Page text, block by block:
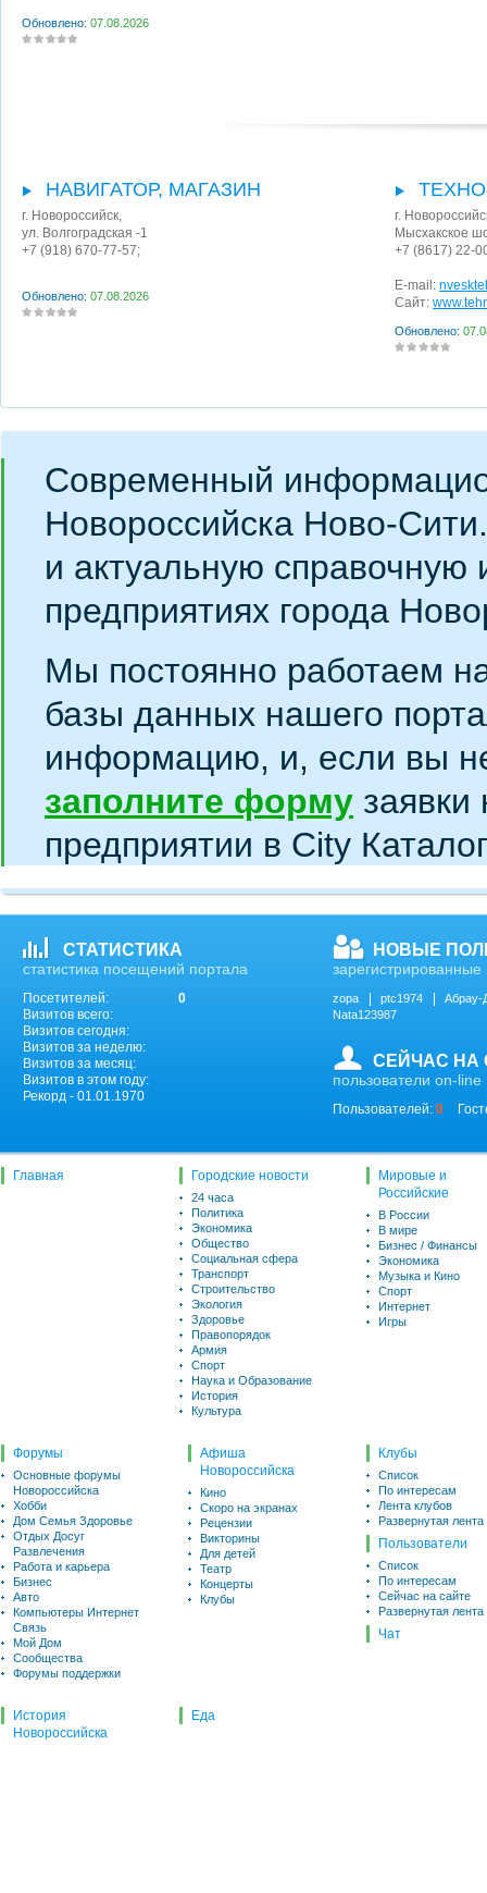
Обновлено: 07.08.2026
НАВИГАТОР, МАГАЗИН
г. Новороссийск,
ул. Волгоградская -1
+7 (918) 670-77-57;
Обновлено: 07.08.2026
г.
Мысхакское
+7 (8617) 22-
E-mail:
Сайт:
Обновлено:
Современный
Новороссийска Ново-
и актуальную
предприятиях города
Мы постоянно работаем
базы данных нашего
информацию, и, если вы
заполните форму
предприятии в City
СТАТИСТИКА
статистика посещений портала
Посетителей:
0
Визитов всего:
Визитов сегодня:
Визитов за неделю:
Визитов за месяц:
Визитов в этом году:
Рекорд - 01.01.1970
НОВЫЕ
зарегистрированные
zopa ptc1974
Абрау-
Nata123987
СЕЙЧАС НА
пользователи on-line
Пользователей: 0
Главная Городские новости
24 часа
Политика
Экономика
Общество
Социальная сфера
Транспорт
Строительство
Экология
Здоровье
Правопорядок
Армия
Спорт
Наука и Образование
История
Культура
Мировые и
Российские
В России
В мире
Бизнес / Финансы
Экономика
Музыка и Кино
Спорт
Интернет
Игры
Форумы
Основные форумы
Новороссийска
Хобби
Дом Семья Здоровье
Отдых Досуг
Развлечения
Работа и карьера
Бизнес
Авто
Компьютеры Интернет
Связь
Мой Дом
Сообщества
Форумы поддержки
Афиша
Новороссийска
Кино
Скоро на экранах
Рецензии
Викторины
Для детей
Театр
Концерты
Клубы
Клубы
Список
По интересам
Лента клубов
Развернутая лента
Пользователи
Список
По интересам
Сейчас на сайте
Развернутая лента
Чат
История
Новороссийска
Еда